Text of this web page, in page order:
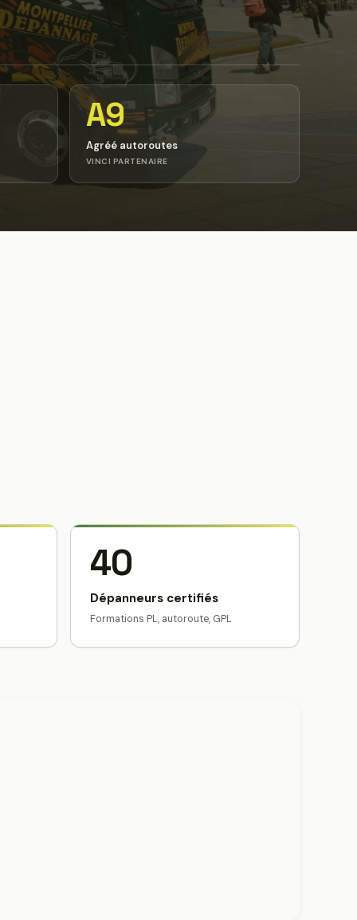
A9
Agréé autoroutes
VINCI PARTENAIRE
40
Dépanneurs certifiés
Formations PL, autoroute, GPL